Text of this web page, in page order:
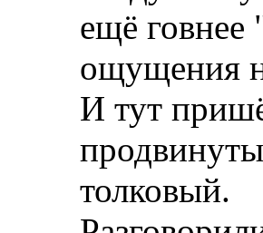
ещё говнее
ощущения
И тут
толковый.